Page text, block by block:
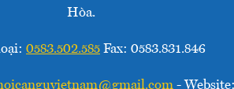
Hòa.
0583.502.585 Fax: 0583.831.846
-